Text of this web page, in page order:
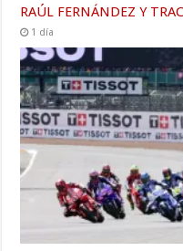
RAÚL FERNÁNDEZ Y
1 día